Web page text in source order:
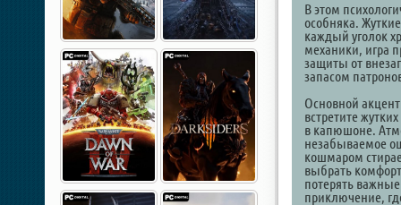
В этом
особняка.
каждый уголок
механики, игра
защиты от
запасом
Основной
встретите
в капюшоне.
незабываемое
кошмаром
выбрать
потерять
приключение,